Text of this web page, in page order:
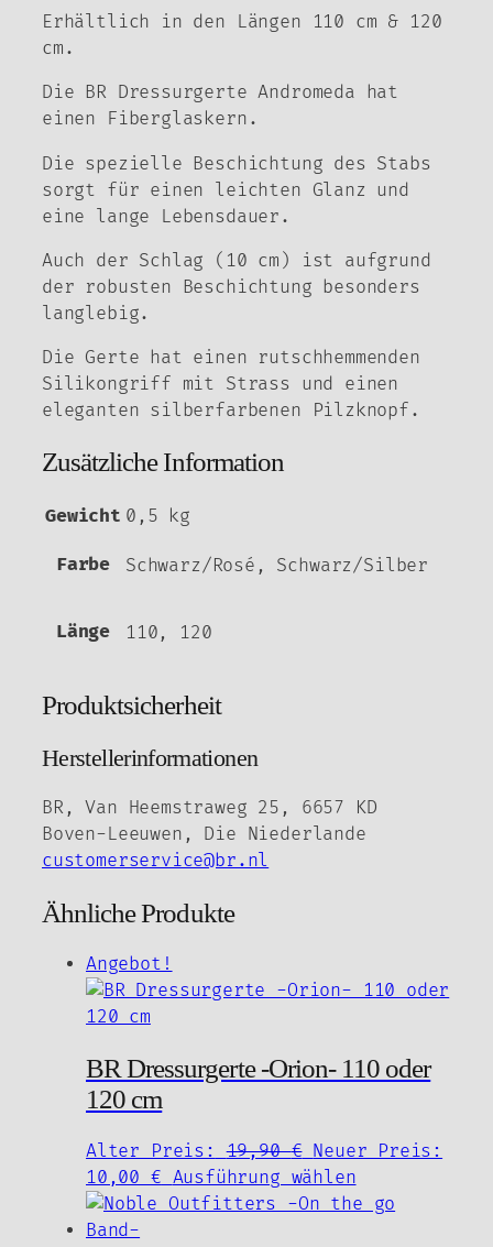
Erhältlich in den Längen 110 cm & 120
cm.
Die BR Dressurgerte Andromeda hat
einen Fiberglaskern.
Die spezielle Beschichtung des Stabs
sorgt für einen leichten Glanz und
eine lange Lebensdauer.
Auch der Schlag (10 cm) ist aufgrund
der robusten Beschichtung besonders
langlebig.
Die Gerte hat einen rutschhemmenden
Silikongriff mit Strass und einen
eleganten silberfarbenen Pilzknopf.
Zusätzliche Information
Gewicht 0,5 kg
Farbe Schwarz/Rosé, Schwarz/Silber
Länge 110, 120
Produktsicherheit
Herstellerinformationen
BR, Van Heemstraweg 25, 6657 KD
Boven-Leeuwen, Die Niederlande
customerservice@br.nl
Ähnliche Produkte
Angebot!
BR Dressurgerte -Orion- 110 oder
120 cm
Alter Preis: 19,90€ Ursprünglicher
Preis
war:
Neuer Preis:
10,00 €Aktueller
Preis
Ausführung wählenDieses
Produkt